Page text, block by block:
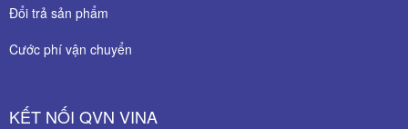
Đổi trả sản phẩm
Cước phí vận chuyển
KẾT NỐI QVN VINA